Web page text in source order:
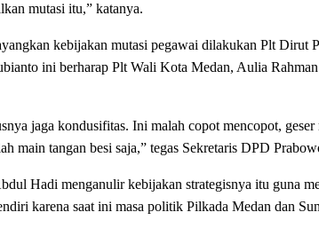
mutasi itu,” katanya.
kebijakan mutasi pegawai dilakukan Plt Dirut
ini berharap Plt Wali Kota Medan, Aulia
jaga kondusifitas. Ini malah copot mencopot, geser
main tangan besi saja,” tegas Sekretaris DPD
Hadi menganulir kebijakan strategisnya itu guna
karena saat ini masa politik Pilkada Medan dan